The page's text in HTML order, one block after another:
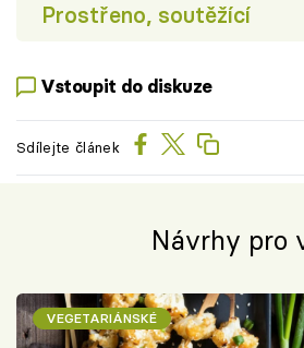
Prostřeno, soutěžící
Vstoupit do diskuze
Sdílejte článek
Návrhy pro
VEGETARIÁNSKÉ